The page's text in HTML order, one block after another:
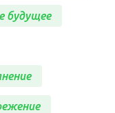
будущее